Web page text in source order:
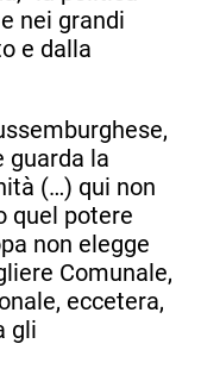
nei grandi
e dalla
guarda la
(…) qui non
quel potere
non elegge
Comunale,
eccetera,
gli